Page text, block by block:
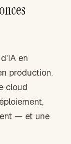
en
production.
cloud
— et une